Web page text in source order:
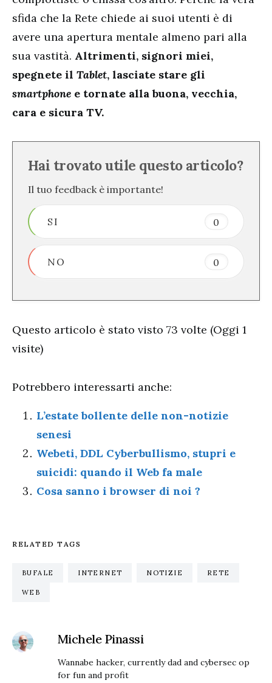
sfida che la Rete chiede ai suoi utenti è di
avere una apertura mentale almeno pari alla
sua vastità. Altrimenti, signori miei,
spegnete il Tablet, lasciate stare gli
smartphone e tornate alla buona, vecchia,
cara e sicura TV.
Hai trovato utile questo articolo?
Il tuo feedback è importante!
SI 0
NO 0
Questo articolo è stato visto 73 volte (Oggi 1
visite)
Potrebbero interessarti anche:
L’estate bollente delle non-notizie
senesi
Webeti, DDL Cyberbullismo, stupri e
suicidi: quando il Web fa male
Cosa sanno i browser di noi ?
RELATED TAGS
BUFALE INTERNET NOTIZIE RETE
WEB
Michele Pinassi
Wannabe hacker, currently dad and cybersec op
for fun and profit